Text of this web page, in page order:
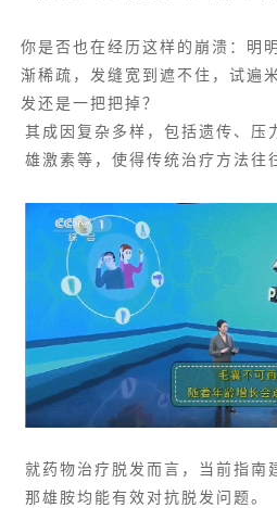
你是否也在经历这样的崩溃：明
渐稀疏，发缝宽到遮不住，试遍
发还是一把把掉？
其成因复杂多样，包括遗传、压
雄激素等，使得传统治疗方法往
就药物治疗脱发而言，当前指南
那雄胺均能有效对抗脱发问题。